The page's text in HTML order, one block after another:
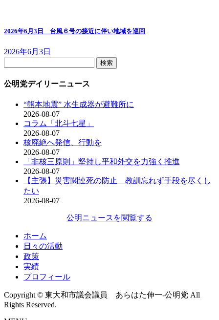
2026年6月3日 台風６号の接近に伴い地域を巡回
2026年6月3日
公明党デイリーニュース
“熊本地震” 水生成器が避難所に
2026-08-07
コラム「北斗七星」
2026-08-07
核廃絶へ発信、行動を
2026-08-07
「非核三原則」堅持し平和外交を力強く推進
2026-08-07
【主張】災害関連死の防止 教訓忘れず手段を尽くし
たい
2026-08-07
公明ニュースを閲覧する
ホーム
日々の活動
政策
実績
プロフィール
Copyright © 東大和市議会議員 あらはた伸一-公明党 All
Rights Reserved.